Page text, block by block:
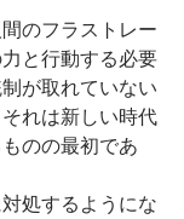
のフラストレー
と行動する必要
が取れていない
れは新しい時代
のの最初であ
処するようにな